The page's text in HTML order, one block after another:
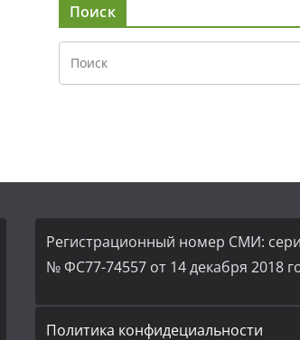
Поиск
Регистрационный номер СМИ:
№ ФС77-74557 от 14 декабря 2018
Политика конфидециальности